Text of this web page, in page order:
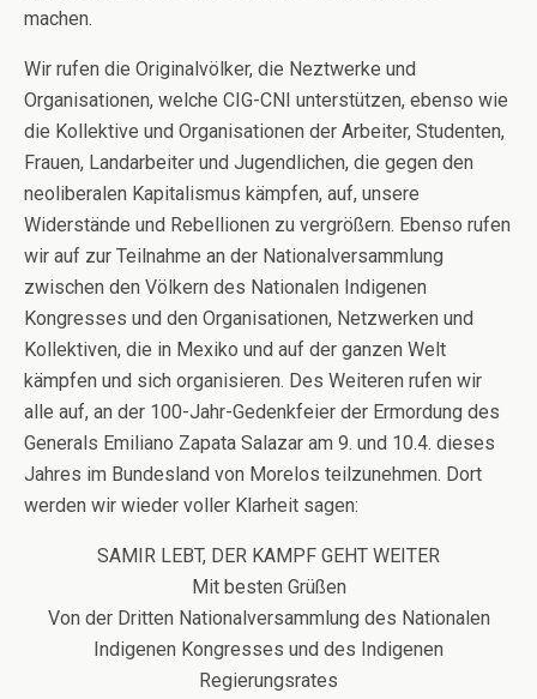
machen.
Wir rufen die Originalvölker, die Neztwerke und
Organisationen, welche CIG-CNI unterstützen, ebenso wie
die Kollektive und Organisationen der Arbeiter, Studenten,
Frauen, Landarbeiter und Jugendlichen, die gegen den
neoliberalen Kapitalismus kämpfen, auf, unsere
Widerstände und Rebellionen zu vergrößern. Ebenso rufen
wir auf zur Teilnahme an der Nationalversammlung
zwischen den Völkern des Nationalen Indigenen
Kongresses und den Organisationen, Netzwerken und
Kollektiven, die in Mexiko und auf der ganzen Welt
kämpfen und sich organisieren. Des Weiteren rufen wir
alle auf, an der 100-Jahr-Gedenkfeier der Ermordung des
Generals Emiliano Zapata Salazar am 9. und 10.4. dieses
Jahres im Bundesland von Morelos teilzunehmen. Dort
werden wir wieder voller Klarheit sagen:
SAMIR LEBT, DER KAMPF GEHT WEITER
Mit besten Grüßen
Von der Dritten Nationalversammlung des Nationalen
Indigenen Kongresses und des Indigenen
Regierungsrates